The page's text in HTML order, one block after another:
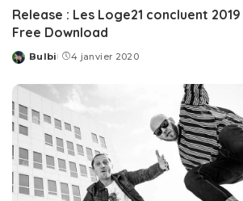
Release : Les Loge21 concluent
Free Download
Posted
Bulbi 4 janvier 2020